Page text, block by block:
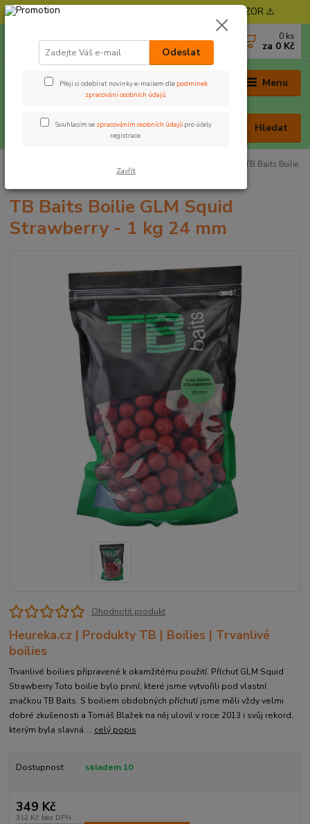
⚠️ POZOR - Objednávky expedujeme od 11. 8. - POZOR ⚠️
Menu
Hledat
0 ks
za 0 Kč
TB Baits Boilie
GLM Squid Strawberry - 1 kg 24 mm
TB Baits Boilie GLM Squid
Strawberry - 1 kg 24 mm
Ohodnotit produkt
Heureka.cz | Produkty TB | Boilies | Trvanlivé
boilies
Trvanlivé boilies připravené k okamžitému použití. Příchuť GLM Squid
Strawberry Toto boilie bylo první, které jsme vytvořili pod vlastní
značkou TB Baits. S boiliem obdobných příchutí jsme měli vždy velmi
dobré zkušenosti a Tomáš Blažek na něj ulovil v roce 2013 i svůj rekord,
kterým byla slavná ... celý popis
Dostupnost skladem 10
349 Kč
312 Kč bez DPH
Odeslat
Přeji si odebírat novinky e-mailem dle podmínek
zpracování osobních údajů.
Souhlasím se zpracováním osobních údajů pro účely
registrace.
Zavřít